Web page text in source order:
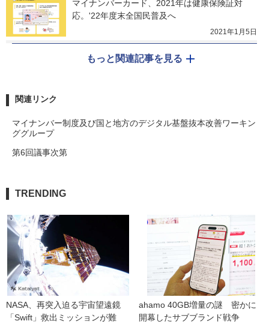
マイナンバーカード、2021年は健康保険証対
応。'22年度末全国民普及へ
2021年1月5日
もっと関連記事を見る
関連リンク
マイナンバー制度及び国と地方のデジタル基盤抜本改善ワーキン
ググループ
第6回議事次第
TRENDING
NASA、再突入迫る宇宙望遠鏡
「Swift」救出ミッションが難
ahamo 40GB増量の謎　密かに
開幕したサブブランド戦争